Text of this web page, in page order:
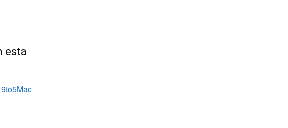
esta
9to5Mac